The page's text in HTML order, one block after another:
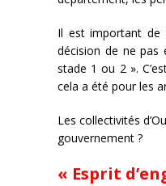
Il est important de
décision de ne pas
stade 1 ou 2 ».
cela a été pour les
Les collectivités
gouvernement ?
« Esprit